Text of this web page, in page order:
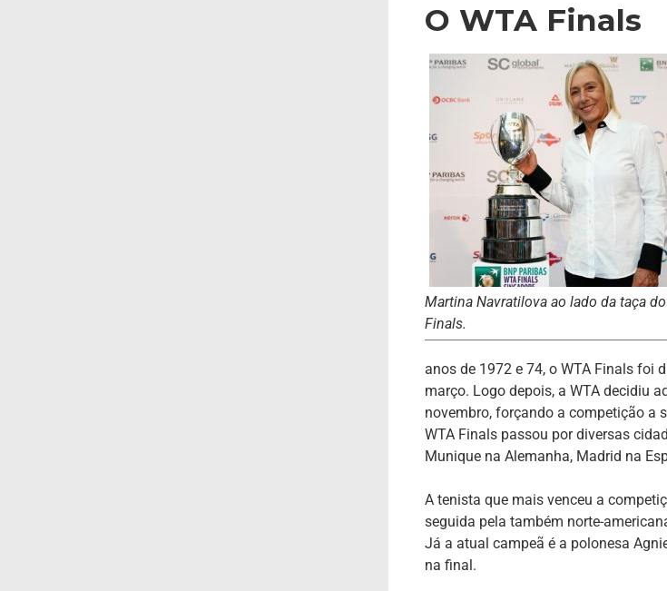
O WTA Finals
Martina Navratilova ao lado da taça do
Finals.
anos de 1972 e 74, o WTA Finals foi
março. Logo depois, a WTA decidiu
novembro, forçando a competição a
WTA Finals passou por diversas
Munique na Alemanha, Madrid na
A tenista que mais venceu a
seguida pela também norte-
Já a atual campeã é a polonesa
na final.